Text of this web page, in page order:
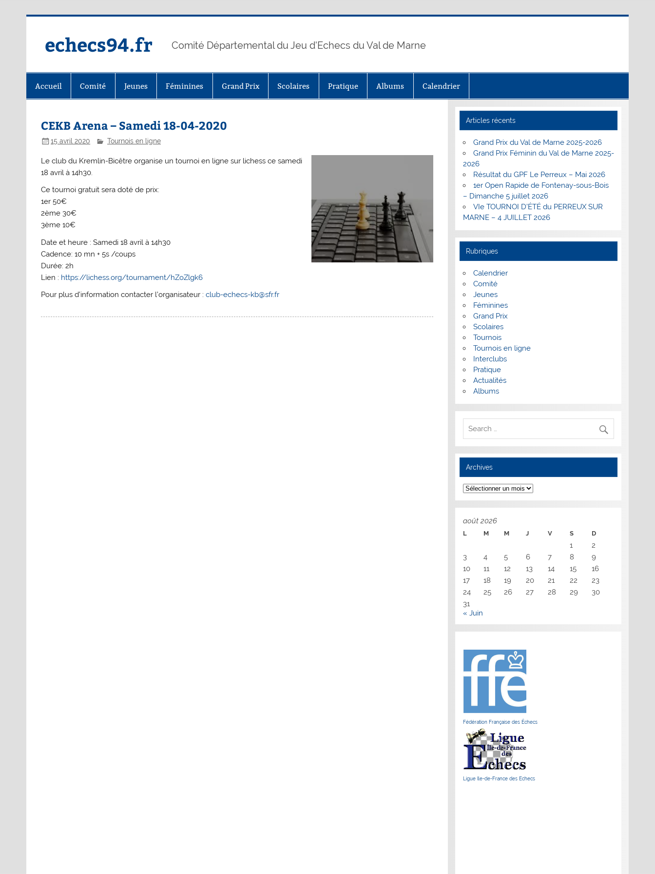
echecs94.fr Comité Départemental du Jeu d'Echecs du Val de Marne
Accueil Comité Jeunes Féminines Grand Prix Scolaires Pratique Albums Calendrier
CEKB Arena – Samedi 18-04-2020
15 avril 2020 Tournois en ligne
Le club du Kremlin-Bicêtre organise un tournoi en ligne sur lichess ce samedi
18 avril à 14h30.
Ce tournoi gratuit sera doté de prix:
1er 50€
2ème 30€
3ème 10€
Date et heure : Samedi 18 avril à 14h30
Cadence: 10 mn + 5s /coups
Durée: 2h
Lien : https://lichess.org/tournament/hZoZlgk6
Pour plus d’information contacter l’organisateur :club-echecs-kb@sfr.fr
Articles récents
Grand Prix du Val de Marne 2025-2026
Grand Prix Féminin du Val de Marne 2025-
2026
Résultat du GPF Le Perreux – Mai 2026
1er Open Rapide de Fontenay-sous-Bois
– Dimanche 5 juillet 2026
VIe TOURNOI D’ÉTÉ du PERREUX SUR
MARNE – 4 JUILLET 2026
Rubriques
Calendrier
Comité
Jeunes
Féminines
Grand Prix
Scolaires
Tournois
Tournois en ligne
Interclubs
Pratique
Actualités
Albums
Archives
Archives
août 2026
L M M J V S D
1
2
3
4 5 6 7 8
9
10
11 12 13 14 15
16
17
18 19 20 21 22
23
24
25 26 27 28 29
30
31
« Juin
Fédération Française des Échecs
Ligue Ile-de-France des Echecs